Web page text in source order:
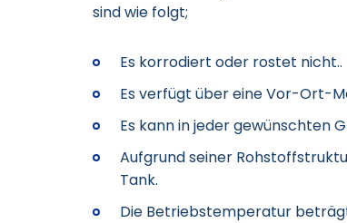
sind wie folgt;
Es korrodiert oder rostet nicht..
Es verfügt über eine Vor-Ort-
Es kann in jeder gewünschten
Aufgrund seiner
Tank.
Die Betriebstemperatur